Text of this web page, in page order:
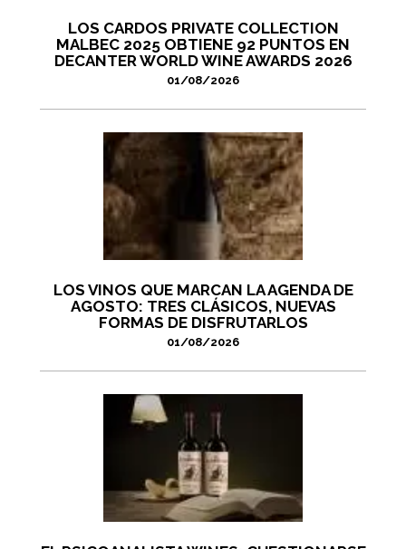
LOS CARDOS PRIVATE COLLECTION
MALBEC 2025 OBTIENE 92 PUNTOS EN
DECANTER WORLD WINE AWARDS 2026
01/08/2026
LOS VINOS QUE MARCAN LA AGENDA DE
AGOSTO: TRES CLÁSICOS, NUEVAS
FORMAS DE DISFRUTARLOS
01/08/2026